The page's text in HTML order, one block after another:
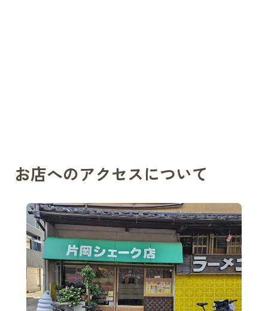
お店へのアクセスについて